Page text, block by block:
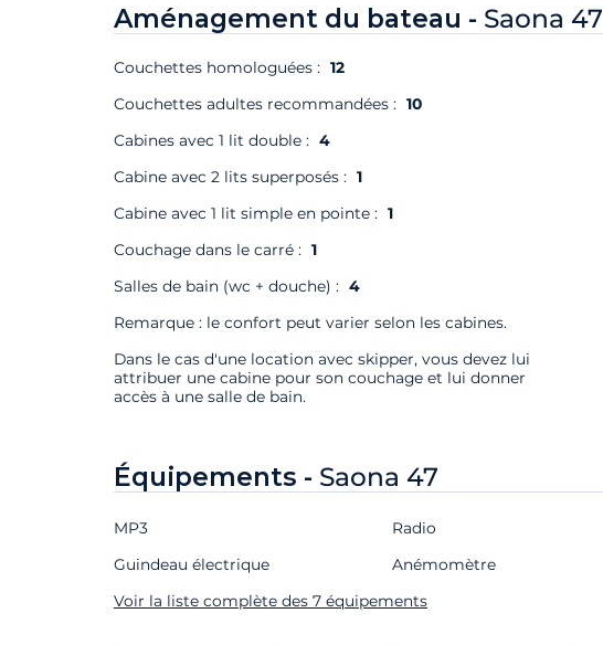
Aménagement du bateau - Saona 47
Couchettes homologuées : 12
Couchettes adultes recommandées : 10
Cabines avec 1 lit double : 4
Cabine avec 2 lits superposés : 1
Cabine avec 1 lit simple en pointe : 1
Couchage dans le carré : 1
Salles de bain (wc + douche) : 4
Remarque : le confort peut varier selon les cabines.
Dans le cas d'une location avec skipper, vous devez lui
attribuer une cabine pour son couchage et lui donner
accès à une salle de bain.
Équipements - Saona 47
MP3
Guindeau électrique
Radio
Anémomètre
Voir la liste complète des 7 équipements